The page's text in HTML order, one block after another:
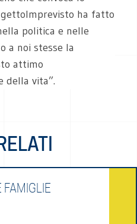
ha fatto
politica e nelle
a noi stesse la
attimo
della vita”.
FAMIGLIE